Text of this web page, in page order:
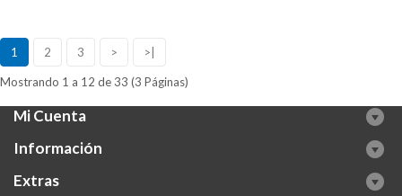
1 2 3 > >|
Mostrando 1 a 12 de 33 (3 Páginas)
Mi Cuenta
Información
Extras